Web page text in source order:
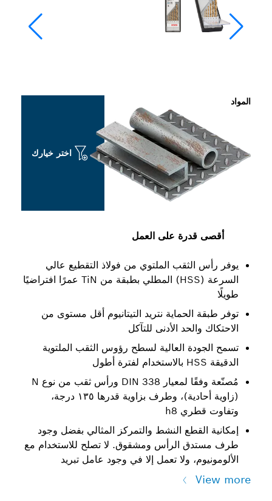
على العمل
الملتوي من فولاذ التقطيع عالي
السرعة (HSS) المطلي بطبقة من TiN عمرًا افتراضيًا
الحماية نتريد التيتانيوم أقل مستوى من
الأدنى للتآكل
العالية لسطح رؤوس الثقب الملتوية
مُصنّعة وفقًا لمعيار DIN 338 ورأس ثقب من نوع N
(زاوية أحادية)، وطرف بزاوية قدرها ١٣٥ درجة،
النشط والتمركز المثالي بفضل وجود
الرأس ومشقوق. لا تصلح للاستخدام مع
ولا تعمل إلا في وجود عامل تبريد
اختر خيارك